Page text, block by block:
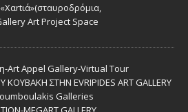
Art Project Space
Art Appel Gallery-Virtual Tour
ΚΟΥΒΑΚΗ ΣΤΗΝ EVRIPIDES ART GALLERY
Galleries